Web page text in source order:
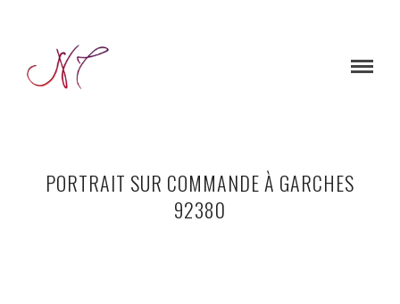
PORTRAIT SUR COMMANDE À GARCHES
92380